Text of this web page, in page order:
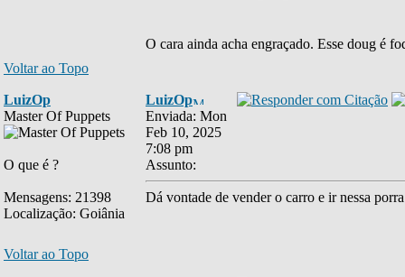
O cara ainda acha engraçado. Esse doug é
Voltar ao Topo
LuizOp
Master Of Puppets
O que é ?
Mensagens: 21398
Localização: Goiânia
LuizOp
Enviada: Mon
Feb 10, 2025
7:08 pm
Assunto:
Dá vontade de vender o carro e ir nessa
Voltar ao Topo